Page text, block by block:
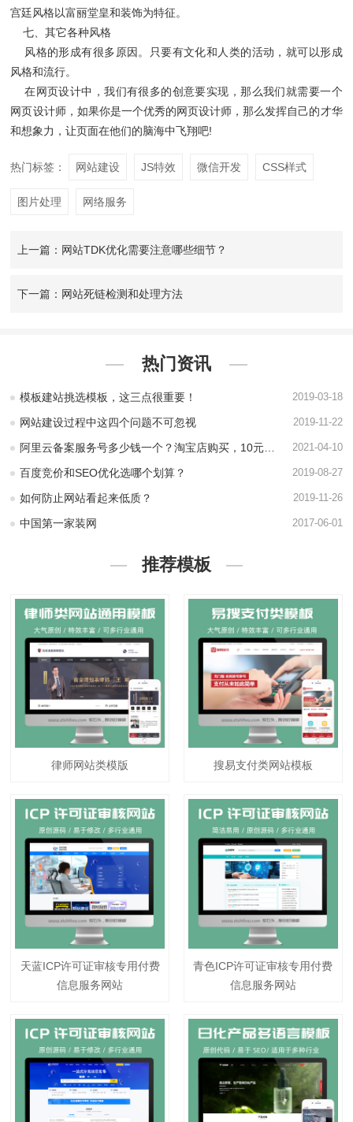
宫廷风格以富丽堂皇和装饰为特征。
七、其它各种风格
风格的形成有很多原因。只要有文化和人类的活动，就可以形成
风格和流行。
在网页设计中，我们有很多的创意要实现，那么我们就需要一个
网页设计师，如果你是一个优秀的网页设计师，那么发挥自己的才华
和想象力，让页面在他们的脑海中飞翔吧!
热门标签： 网站建设 JS特效 微信开发 CSS样式
图片处理 网络服务
上一篇：网站TDK优化需要注意哪些细节？
下一篇：网站死链检测和处理方法
热门资讯
模板建站挑选模板，这三点很重要！ 2019-03-18
网站建设过程中这四个问题不可忽视 2019-11-22
2021-04-10
百度竞价和SEO优化选哪个划算？ 2019-08-27
如何防止网站看起来低质？ 2019-11-26
中国第一家装网 2017-06-01
推荐模板
律师网站类模版 搜易支付类网站模板
天蓝ICP许可证审核专用付费
信息服务网站
青色ICP许可证审核专用付费
信息服务网站